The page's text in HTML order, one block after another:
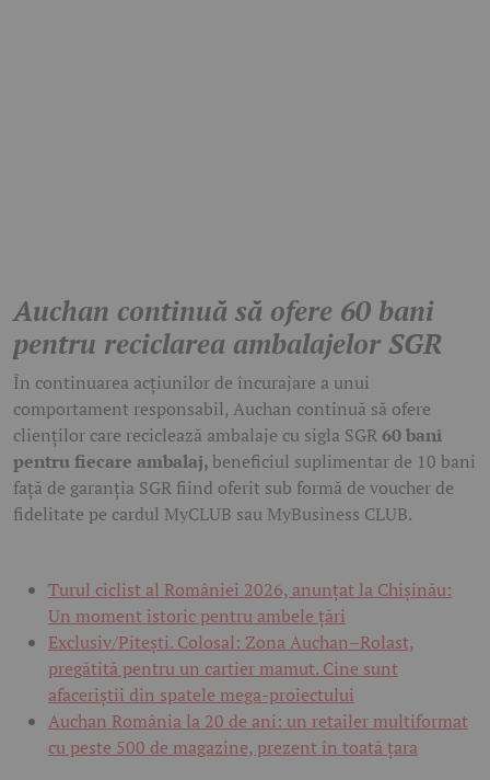
Auchan continuă să ofere 60 bani
pentru reciclarea ambalajelor SGR
În continuarea acțiunilor de încurajare a unui
comportament responsabil, Auchan continuă să ofere
clienților care reciclează ambalaje cu sigla SGR 60 bani
pentru fiecare ambalaj,beneficiul suplimentar de 10 bani
față de garanția SGR fiind oferit sub formă de voucher de
fidelitate pe cardul MyCLUB sau MyBusiness CLUB.
Turul ciclist al României 2026, anunțat la Chișinău:
Un moment istoric pentru ambele țări
Exclusiv/Pitești. Colosal: Zona Auchan–Rolast,
pregătită pentru un cartier mamut. Cine sunt
afaceriștii din spatele mega-proiectului
Auchan România la 20 de ani: un retailer multiformat
cu peste 500 de magazine, prezent în toată țara